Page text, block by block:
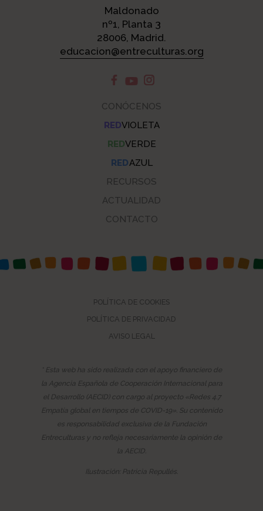
Maldonado
nº1, Planta 3
28006, Madrid.
educacion@entreculturas.org
CONÓCENOS
REDVIOLETA
REDVERDE
REDAZUL
RECURSOS
ACTUALIDAD
CONTACTO
POLÍTICA DE COOKIES
POLÍTICA DE PRIVACIDAD
AVISO LEGAL
* Esta web ha sido realizada con el apoyo financiero de
la Agencia Española de Cooperación Internacional para
el Desarrollo (AECID) con cargo al proyecto «Redes 4.7
Empatía global en tiempos de COVID-19». Su contenido
es responsabilidad exclusiva de la Fundación
Entreculturas y no refleja necesariamente la opinión de
la AECID.
Ilustración: Patricia Repullés.